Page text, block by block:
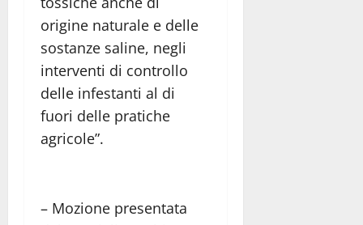
origine naturale e delle
sostanze saline, negli
interventi di controllo
delle infestanti al di
fuori delle pratiche
agricole”.
– Mozione presentata